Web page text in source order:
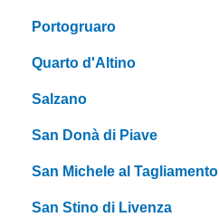
Portogruaro
Quarto d'Altino
Salzano
San Donà di Piave
San Michele al Tagliamento
San Stino di Livenza